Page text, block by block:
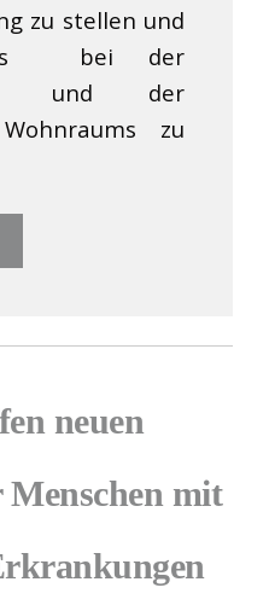
zu stellen und
bei der
und der
zu
neuen
mit